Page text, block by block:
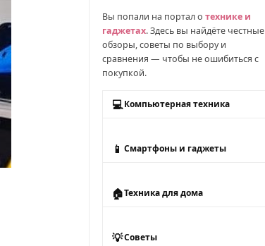
Вы попали на портал о технике и
гаджетах. Здесь вы найдёте честные
обзоры, советы по выбору и
сравнения — чтобы не ошибиться с
покупкой.
💻 Компьютерная техника
📱 Смартфоны и гаджеты
🏠Техника для дома
💡Советы